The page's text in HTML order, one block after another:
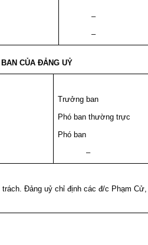
–
–
CỦA ĐẢNG UỶ
Trưởng ban
Phó ban thường trực
Phó ban
–
trách. Đảng uỷ chỉ định các đ/c Phạm